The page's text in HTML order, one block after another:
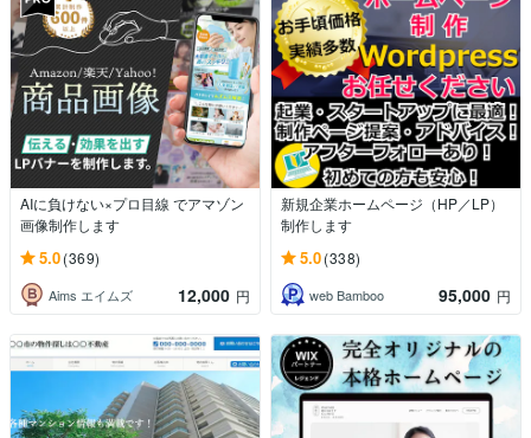
AIに負けない×プロ目線 でアマゾン
画像制作します
5.0(369)
Aims エイムズ 12,000 円
新規企業ホームページ（HP／LP）
制作します
5.0(338)
web Bamboo 95,000 円